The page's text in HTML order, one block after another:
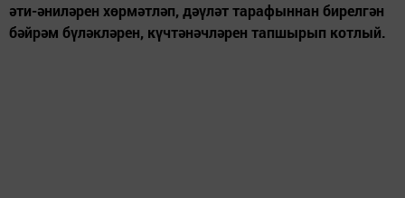
әти-әниләрен хөрмәтләп, дәүләт тарафыннан бирелгән
бәйрәм бүләкләрен, күчтәнәчләрен тапшырып котлый.